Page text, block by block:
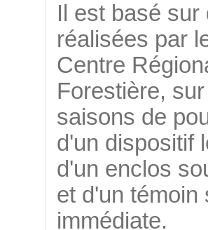
Il est basé
réalisées par
Centre
Forestière,
saisons de
d'un dispositif
d'un enclos
et d'un témoin
immédiate.